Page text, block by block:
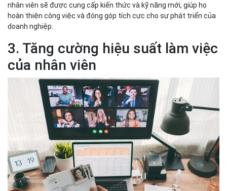
nhân viên sẽ được cung cấp kiến thức và kỹ năng mới, giúp họ
hoàn thiện công việc và đóng góp tích cực cho sự phát triển của
doanh nghiệp.
3. Tăng cường hiệu suất làm việc
của nhân viên